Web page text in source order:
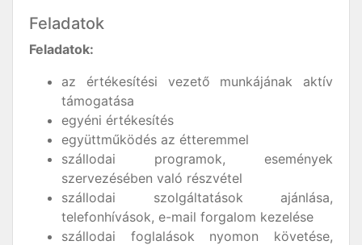
Feladatok
Feladatok:
az értékesítési vezető munkájának aktív
támogatása
egyéni értékesítés
együttműködés az étteremmel
szállodai programok, események
szervezésében való részvétel
szállodai szolgáltatások ajánlása,
telefonhívások, e-mail forgalom kezelése
szállodai foglalások nyomon követése,